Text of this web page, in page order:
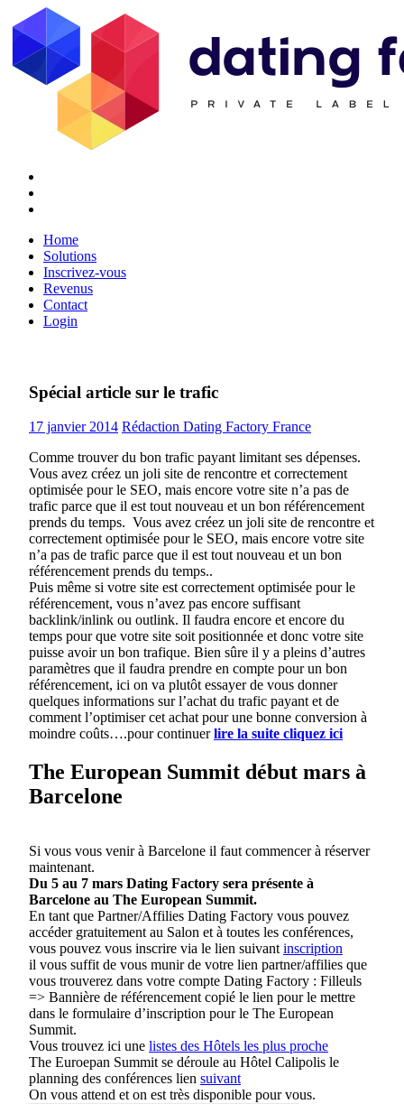
Home
Solutions
Inscrivez-vous
Revenus
Contact
Login
Spécial article sur le trafic
17 janvier 2014 Rédaction Dating Factory France
Comme trouver du bon trafic payant limitant ses dépenses.
Vous avez créez un joli site de rencontre et correctement
optimisée pour le SEO, mais encore votre site n’a pas de
trafic parce que il est tout nouveau et un bon référencement
prends du temps. Vous avez créez un joli site de rencontre et
correctement optimisée pour le SEO, mais encore votre site
n’a pas de trafic parce que il est tout nouveau et un bon
référencement prends du temps..
Puis même si votre site est correctement optimisée pour le
référencement, vous n’avez pas encore suffisant
backlink/inlink ou outlink. Il faudra encore et encore du
temps pour que votre site soit positionnée et donc votre site
puisse avoir un bon trafique. Bien sûre il y a pleins d’autres
paramètres que il faudra prendre en compte pour un bon
référencement, ici on va plutôt essayer de vous donner
quelques informations sur l’achat du trafic payant et de
comment l’optimiser cet achat pour une bonne conversion à
moindre coûts….pour continuerlire la suite cliquez ici
The European Summit début mars à
Barcelone
Si vous vous venir à Barcelone il faut commencer à réserver
maintenant.
Du 5 au 7 mars Dating Factory sera présente à
Barcelone au The European Summit.
En tant que Partner/Affilies Dating Factory vous pouvez
accéder gratuitement au Salon et à toutes les conférences,
vous pouvez vous inscrire via le lien suivant inscription
il vous suffit de vous munir de votre lien partner/affilies que
vous trouverez dans votre compte Dating Factory : Filleuls
=> Bannière de référencement copié le lien pour le mettre
dans le formulaire d’inscription pour le The European
Summit.
Vous trouvez ici une listes des Hôtels les plus proche
The Euroepan Summit se déroule au Hôtel Calipolis le
planning des conférences lien suivant
On vous attend et on est très disponible pour vous.